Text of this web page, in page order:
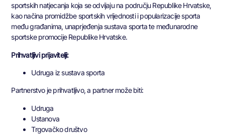
sportskih natjecanja koja se odvijaju na području Republike Hrvatske,
kao načina promidžbe sportskih vrijednosti i popularizacije sporta
među građanima, unaprjeđenja sustava sporta te međunarodne
sportske promocije Republike Hrvatske.
Prihvatljivi prijavitelji:
Udruga iz sustava sporta
Partnerstvo je prihvatljivo, a partner može biti:
Udruga
Ustanova
Trgovačko društvo